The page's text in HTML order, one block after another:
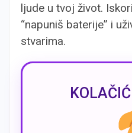
ljude u tvoj život.
“napuniš baterije” i
stvarima.